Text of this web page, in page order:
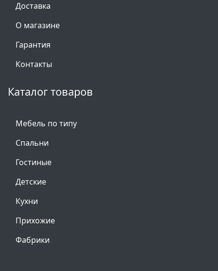
Доставка
О магазине
Гарантия
Контакты
Каталог товаров
Мебель по типу
Спальни
Гостиные
Детские
Кухни
Прихожие
Фабрики